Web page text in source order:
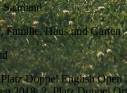
Familie, Haus und Garten
Doppel English Open